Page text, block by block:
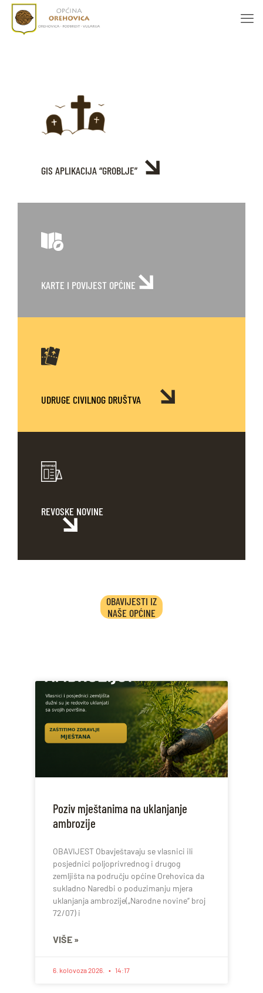
GIS APLIKACIJA “GROBLJE”
KARTE I POVIJEST OPĆINE
UDRUGE CIVILNOG DRUŠTVA
REVOSKE NOVINE
OBAVIJESTI IZ
NAŠE OPĆINE
Poziv mještanima na uklanjanje
ambrozije
OBAVIJEST Obavještavaju se vlasnici ili
posjednici poljoprivrednog i drugog
zemljišta na području općine Orehovica da
sukladno Naredbi o poduzimanju mjera
uklanjanja ambrozije(„Narodne novine“ broj
72/07) i
VIŠE »
6. kolovoza 2026. 14:17